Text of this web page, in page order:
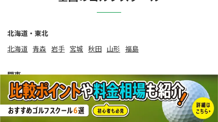
北海道・東北
北海道 ⻘森 岩手 宮城 秋田 山形 福島
関東
東京
神奈川 埼玉 千葉 茨城 群馬 栃木
甲信越